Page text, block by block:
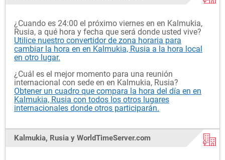
¿Cuando es 24:00 el próximo viernes en en Kalmukia,
Rusia, a qué hora y fecha que será donde usted vive?
Utilice nuestro convertidor de zona horaria para
cambiar la hora en en Kalmukia, Rusia a la hora local
en otro lugar.
¿Cuál es el mejor momento para una reunión
internacional con sede en en Kalmukia, Rusia?
Obtener un cuadro que compara la hora del día en en
Kalmukia, Rusia con todos los otros lugares
internacionales donde otros participarán.
Kalmukia, Rusia y WorldTimeServer.com